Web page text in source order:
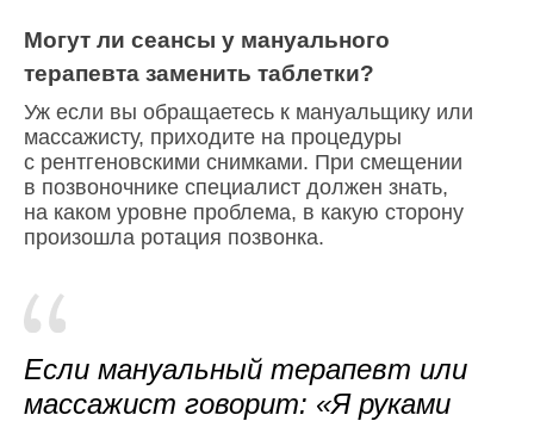
Могут ли сеансы у мануального
терапевта заменить таблетки?
Уж если вы обращаетесь к мануальщику или
массажисту, приходите на процедуры
с рентгеновскими снимками. При смещении
в позвоночнике специалист должен знать,
на каком уровне проблема, в какую сторону
произошла ротация позвонка.
Если мануальный терапевт или
массажист говорит: «Я руками